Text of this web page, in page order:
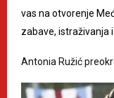
vas na otvorenje
zabave, istraživanja
Antonia Ružić